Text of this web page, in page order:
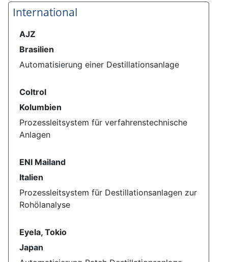
International
AJZ
Brasilien
Automatisierung einer Destillationsanlage
Coltrol
Kolumbien
Prozessleitsystem für verfahrenstechnische
Anlagen
ENI Mailand
Italien
Prozessleitsystem für Destillationsanlagen zur
Rohölanalyse
Eyela, Tokio
Japan